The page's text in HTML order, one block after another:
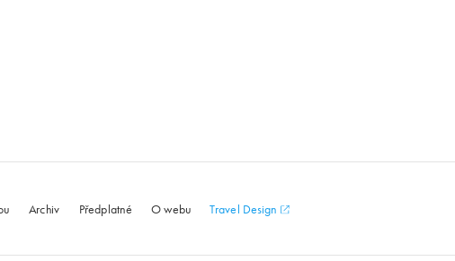
Archiv Předplatné O webu Travel Design